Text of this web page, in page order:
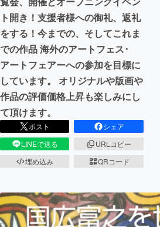
ト開き！支援者様への御礼、返礼
をする！今までの、そしてこれま
での作品 海外のアートフェス･
アートフェアーへの参加を目標に
しています。 オリジナルや版画や
作品の評価価格上昇も楽しみにし
て頂けます。
ポスト
シェア
LINEで送る
URLコピー
埋め込み
QRコード